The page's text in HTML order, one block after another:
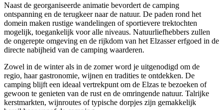
Naast de georganiseerde animatie bevordert de camping
ontspanning en de terugkeer naar de natuur. De paden rond het
domein maken rustige wandelingen of sportievere trektochten
mogelijk, toegankelijk voor alle niveaus. Natuurliefhebbers zullen
de ongerepte omgeving en de rijkdom van het Elzasser erfgoed in de
directe nabijheid van de camping waarderen.
Zowel in de winter als in de zomer word je uitgenodigd om de
regio, haar gastronomie, wijnen en tradities te ontdekken. De
camping blijft een ideaal vertrekpunt om de Elzas te bezoeken of
gewoon te genieten van de rust en de omringende natuur. Talrijke
kerstmarkten, wijnroutes of typische dorpjes zijn gemakkelijk